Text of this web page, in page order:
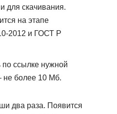
для скачивания.
на этапе
2012 и ГОСТ Р
по ссылке нужной
не более 10 Мб.
два раза. Появится